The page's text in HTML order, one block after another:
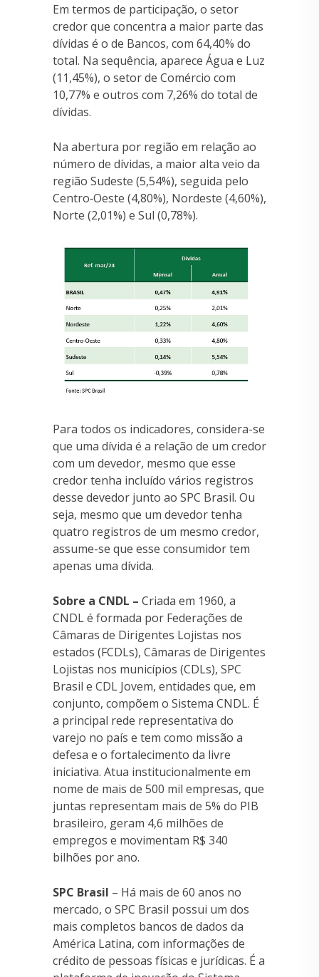
Em termos de participação, o setor
credor que concentra a maior parte das
dívidas é o de Bancos, com 64,40% do
total. Na sequência, aparece Água e Luz
(11,45%), o setor de Comércio com
10,77% e outros com 7,26% do total de
dívidas.
Na abertura por região em relação ao
número de dívidas, a maior alta veio da
região Sudeste (5,54%), seguida pelo
Centro‐Oeste (4,80%), Nordeste (4,60%),
Norte (2,01%) e Sul (0,78%).
Para todos os indicadores, considera-se
que uma dívida é a relação de um credor
com um devedor, mesmo que esse
credor tenha incluído vários registros
desse devedor junto ao SPC Brasil. Ou
seja, mesmo que um devedor tenha
quatro registros de um mesmo credor,
assume-se que esse consumidor tem
apenas uma dívida.
Sobre a CNDL – Criada em 1960, a
CNDL é formada por Federações de
Câmaras de Dirigentes Lojistas nos
estados (FCDLs), Câmaras de Dirigentes
Lojistas nos municípios (CDLs), SPC
Brasil e CDL Jovem, entidades que, em
conjunto, compõem o Sistema CNDL. É
a principal rede representativa do
varejo no país e tem como missão a
defesa e o fortalecimento da livre
iniciativa. Atua institucionalmente em
nome de mais de 500 mil empresas, que
juntas representam mais de 5% do PIB
brasileiro, geram 4,6 milhões de
empregos e movimentam R$ 340
bilhões por ano.
SPC Brasil – Há mais de 60 anos no
mercado, o SPC Brasil possui um dos
mais completos bancos de dados da
América Latina, com informações de
crédito de pessoas físicas e jurídicas. É a